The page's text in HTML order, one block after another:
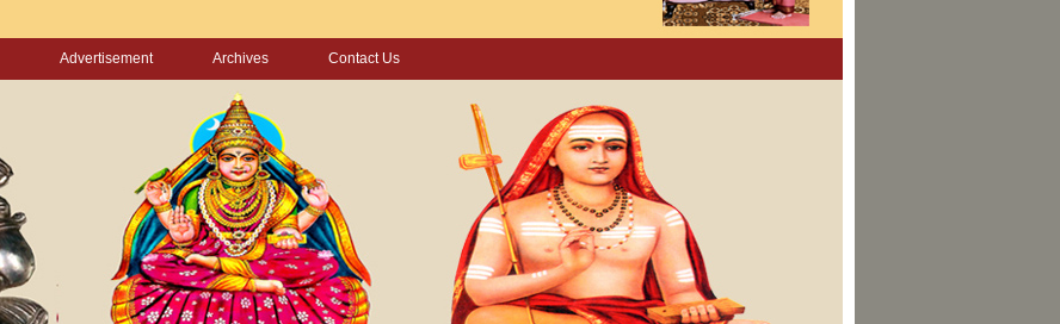
Advertisement Archives Contact Us